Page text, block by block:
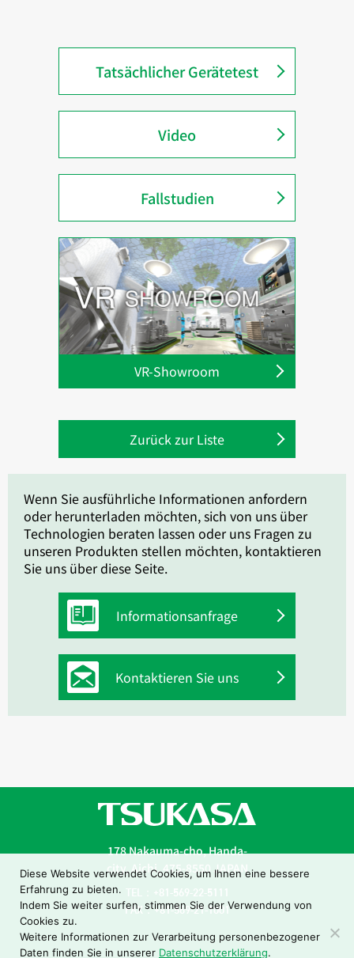
Tatsächlicher Gerätetest
Video
Fallstudien
VR-Showroom
Zurück zur Liste
Wenn Sie ausführliche Informationen anfordern
oder herunterladen möchten, sich von uns über
Technologien beraten lassen oder uns Fragen zu
unseren Produkten stellen möchten, kontaktieren
Sie uns über diese Seite.
Informationsanfrage
Kontaktieren Sie uns
Diese Website verwendet Cookies, um Ihnen eine bessere
Erfahrung zu bieten.
Indem Sie weiter surfen, stimmen Sie der Verwendung von
Cookies zu.
Weitere Informationen zur Verarbeitung personenbezogener
Daten finden Sie in unserer Datenschutzerklärung.
178 Nakauma-cho, Handa-
city, Aichi, 475-8550 JAPAN
TEL：+81-569-22-5111
FAX：+81-569-21-1001